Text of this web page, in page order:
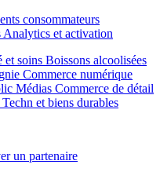
consommateurs
Analytics et activation
et soins Boissons alcoolisées
Commerce numérique
Médias Commerce de détail
Techn et biens durables
un partenaire